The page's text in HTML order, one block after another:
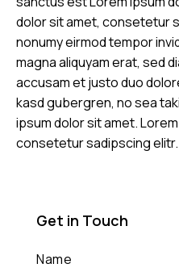
dolor sit amet, consetetur
nonumy eirmod tempor
magna aliquyam erat, sed
accusam et justo duo
kasd gubergren, no sea
ipsum dolor sit amet.
consetetur sadipscing elitr.
Get in Touch